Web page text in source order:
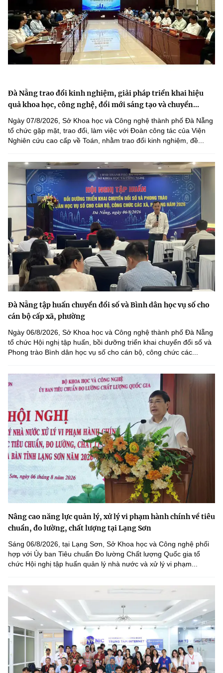
Đà Nẵng trao đổi kinh nghiệm, giải pháp triển khai hiệu
quả khoa học, công nghệ, đổi mới sáng tạo và chuyển...
Ngày 07/8/2026, Sở Khoa học và Công nghệ thành phố Đà Nẵng
tổ chức gặp mặt, trao đổi, làm việc với Đoàn công tác của Viện
Nghiên cứu cao cấp về Toán, nhằm trao đổi kinh nghiệm, đề...
Đà Nẵng tập huấn chuyển đổi số và Bình dân học vụ số cho
cán bộ cấp xã, phường
Ngày 06/8/2026, Sở Khoa học và Công nghệ thành phố Đà Nẵng
tổ chức Hội nghị tập huấn, bồi dưỡng triển khai chuyển đổi số và
Phong trào Bình dân học vụ số cho cán bộ, công chức các...
Nâng cao năng lực quản lý, xử lý vi phạm hành chính về tiêu
chuẩn, đo lường, chất lượng tại Lạng Sơn
Sáng 06/8/2026, tại Lạng Sơn, Sở Khoa học và Công nghệ phối
hợp với Ủy ban Tiêu chuẩn Đo lường Chất lượng Quốc gia tổ
chức Hội nghị tập huấn quản lý nhà nước và xử lý vi phạm...